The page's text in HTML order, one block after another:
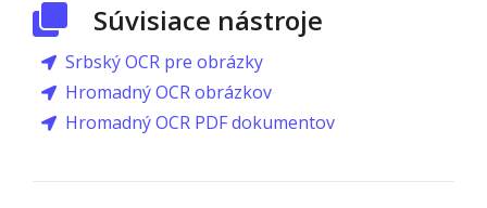
Súvisiace nástroje
Srbský OCR pre obrázky
Hromadný OCR obrázkov
Hromadný OCR PDF dokumentov